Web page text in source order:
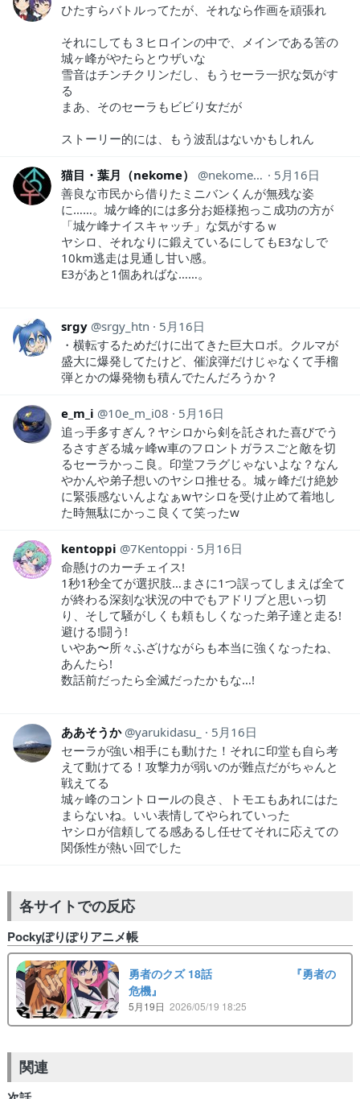
ひたすらバトルってたが、それなら作画を頑張れ
それにしても３ヒロインの中で、メインである筈の
城ヶ峰がやたらとウザいな
雪音はチンチクリンだし、もうセーラ一択な気がす
る
まあ、そのセーラもビビり女だが
ストーリー的には、もう波乱はないかもしれん
猫目・葉月（nekome） nekome_haduki
5月16日
善良な市民から借りたミニバンくんが無残な姿
に……。城ケ峰的には多分お姫様抱っこ成功の方が
「城ケ峰ナイスキャッチ」な気がするｗ
ヤシロ、それなりに鍛えているにしてもE3なしで
10km逃走は見通し甘い感。
E3があと1個あればな……。
srgy srgy_htn
5月16日
・横転するためだけに出てきた巨大ロボ。クルマが
盛大に爆発してたけど、催涙弾だけじゃなくて手榴
弾とかの爆発物も積んでたんだろうか？
e_m_i 10e_m_i08
5月16日
追っ手多すぎん？ヤシロから剣を託された喜びでう
るさすぎる城ヶ峰w車のフロントガラスごと敵を切
るセーラかっこ良。印堂フラグじゃないよな？なん
やかんや弟子想いのヤシロ推せる。城ヶ峰だけ絶妙
に緊張感ないんよなぁwヤシロを受け止めて着地し
た時無駄にかっこ良くて笑ったw
kentoppi 7Kentoppi
5月16日
命懸けのカーチェイス!
1秒1秒全てが選択肢…まさに1つ誤ってしまえば全て
が終わる深刻な状況の中でもアドリブと思いっ切
り、そして騒がしくも頼もしくなった弟子達と走る!
避ける!闘う!
いやあ〜所々ふざけながらも本当に強くなったね、
あんたら!
数話前だったら全滅だったかもな…!
ああそうか yarukidasu_
5月16日
セーラが強い相手にも動けた！それに印堂も自ら考
えて動けてる！攻撃力が弱いのが難点だがちゃんと
戦えてる
城ヶ峰のコントロールの良さ、トモエもあれにはた
まらないね。いい表情してやられていった
ヤシロが信頼してる感あるし任せてそれに応えての
関係性が熱い回でした
各サイトでの反応
Pockyぽりぽりアニメ帳
勇者のクズ 18話 『勇者の
危機』
5月19日 2026/05/19 18:25
関連